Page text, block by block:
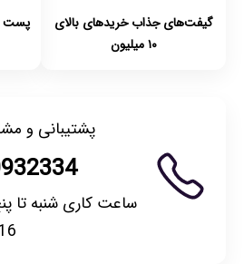
گیفت‌های جذاب خریدهای بالای
۱۰ میلیون
پست
پشتیبانی و
16